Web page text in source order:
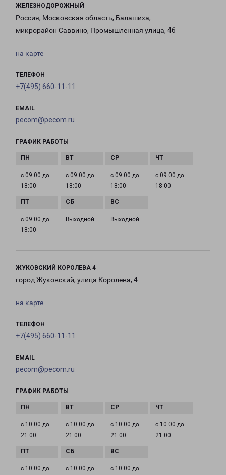
ЖЕЛЕЗНОДОРОЖНЫЙ
Россия, Московская область, Балашиха,
микрорайон Саввино, Промышленная улица, 46
на карте
ТЕЛЕФОН
+7(495) 660-11-11
EMAIL
pecom@pecom.ru
ГРАФИК РАБОТЫ
с 09:00 до
18:00
с 09:00 до
18:00
с 09:00 до
18:00
с 09:00 до
18:00
с 09:00 до
18:00
Выходной Выходной
ЖУКОВСКИЙ КОРОЛЕВА 4
город Жуковский, улица Королева, 4
на карте
ТЕЛЕФОН
+7(495) 660-11-11
EMAIL
pecom@pecom.ru
ГРАФИК РАБОТЫ
с 10:00 до
21:00
с 10:00 до
21:00
с 10:00 до
21:00
с 10:00 до
21:00
с 10:00 до
с 10:00 до
с 10:00 до